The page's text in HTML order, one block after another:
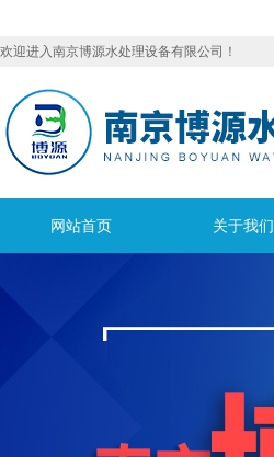
欢迎进入南京博源水处理设备有限公司！
网站首页 关于我们